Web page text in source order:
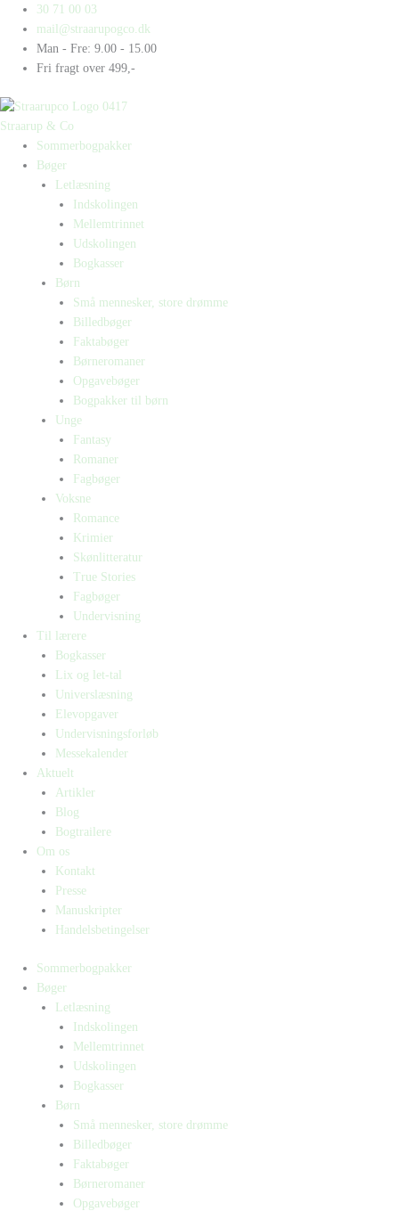
indholdet
30 71 00 03
mail@straarupogco.dk
Man - Fre: 9.00 - 15.00
Fri fragt over 499,-
Straarup & Co
Sommerbogpakker
Bøger
Letlæsning
Indskolingen
Mellemtrinnet
Udskolingen
Bogkasser
Børn
Små mennesker, store drømme
Billedbøger
Faktabøger
Børneromaner
Opgavebøger
Bogpakker til børn
Unge
Fantasy
Romaner
Fagbøger
Voksne
Romance
Krimier
Skønlitteratur
True Stories
Fagbøger
Undervisning
Til lærere
Bogkasser
Lix og let-tal
Universlæsning
Elevopgaver
Undervisningsforløb
Messekalender
Aktuelt
Artikler
Blog
Bogtrailere
Om os
Kontakt
Presse
Manuskripter
Handelsbetingelser
Sommerbogpakker
Bøger
Letlæsning
Indskolingen
Mellemtrinnet
Udskolingen
Bogkasser
Børn
Små mennesker, store drømme
Billedbøger
Faktabøger
Børneromaner
Opgavebøger
Products
search
Products
search
utrolige
historie
antal